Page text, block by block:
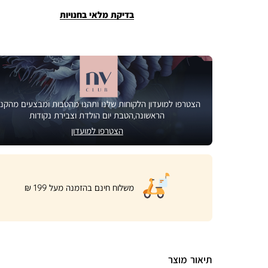
בדיקת מלאי בחנויות
הצטרפו למועדון הלקוחות שלנו ותהנו מהטבות ומבצעים
הראשונה,הטבת יום הולדת וצבירת נקודות
הצטרפו למועדון
|
product
page
banner
משלוח חינם בהזמנה מעל 199 ₪
תיאור מוצר